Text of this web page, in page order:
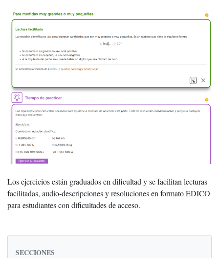
Los ejercicios están graduados en dificultad y se facilitan lecturas
facilitadas, audio-descripciones y resoluciones en formato EDICO
para estudiantes con dificultades de acceso.
SECCIONES